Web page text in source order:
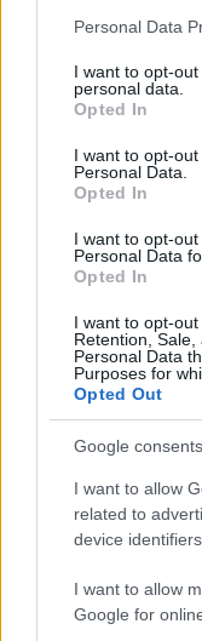
Please note that
not limited to your
grant or deny
use your data for
consent section.
Personal Data
I want to opt-
personal data.
Opted In
I want to opt-
Personal Data.
Opted In
I want to opt-
Personal Data
Opted In
I want to opt-out
Retention,
Personal Data
Purposes for
Opted Out
Google consents
I want to allow
related to
device
I want to allow
Google for
Jan Becker
Dr. Jan Becker 2026.
Lifestyle GmbH & Co.
KARRIER | 2026. JÚLIUS